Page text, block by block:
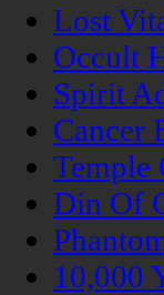
Lost
Occult
Spirit
Cancer
Temple
Din Of
10,000